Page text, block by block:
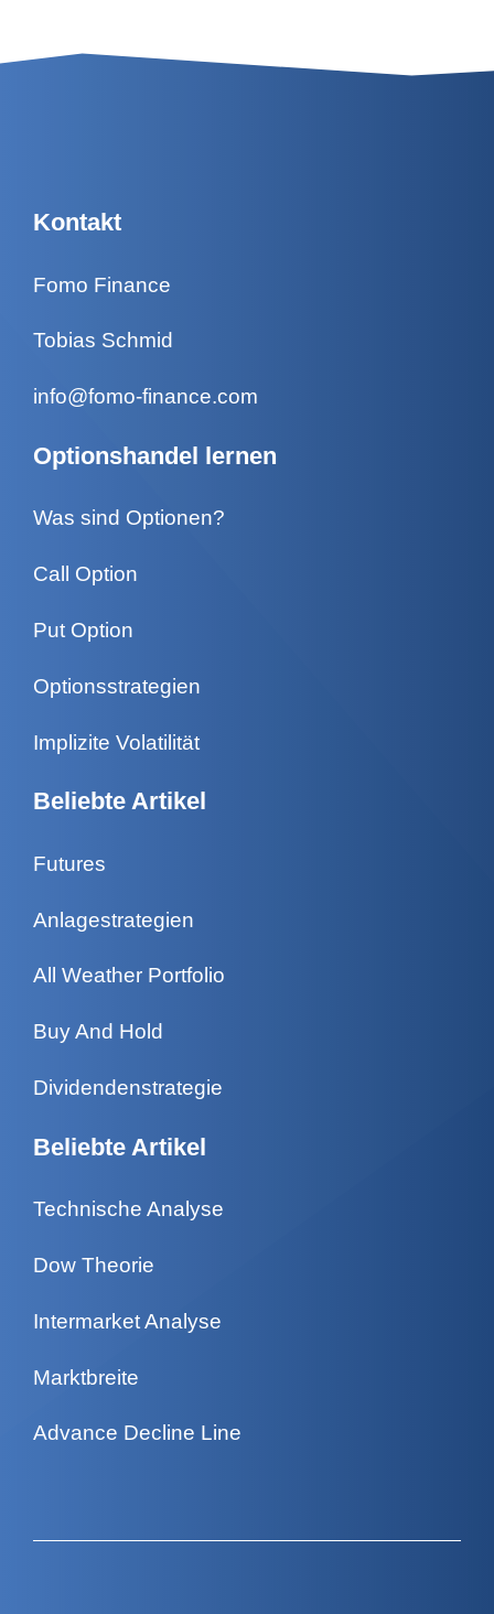
Kontakt
Fomo Finance
Tobias Schmid
info@fomo-finance.com
Optionshandel lernen
Was sind Optionen?
Call Option
Put Option
Optionsstrategien
Implizite Volatilität
Beliebte Artikel
Futures
Anlagestrategien
All Weather Portfolio
Buy And Hold
Dividendenstrategie
Beliebte Artikel
Technische Analyse
Dow Theorie
Intermarket Analyse
Marktbreite
Advance Decline Line